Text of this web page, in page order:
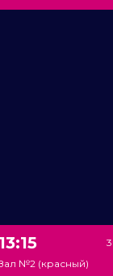
13:15
№2 (красный)